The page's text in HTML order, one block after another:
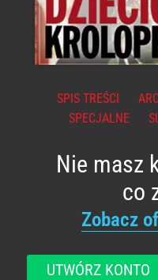
SPIS TREŚCI
SPECJALNE
Nie masz
co
Zobacz
UTWÓRZ KONTO